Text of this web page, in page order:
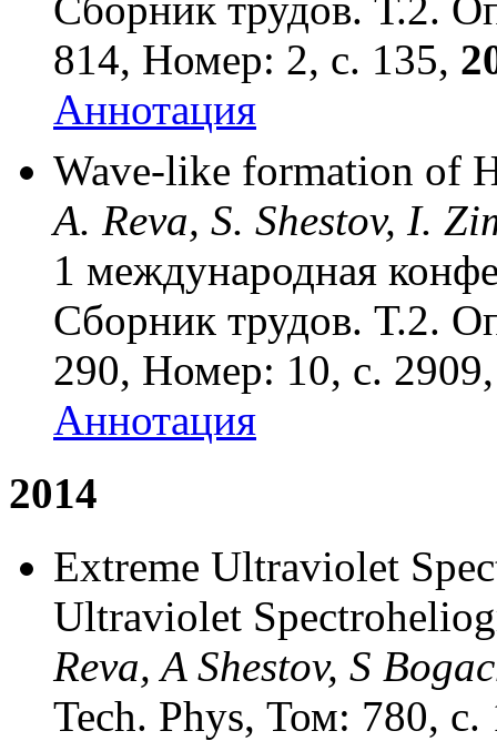
814, Номер: 2, с. 135,
Аннотация
Wave-like formation of
A. Reva, S. Shestov, I.
1 международная
Сборник трудов. Т.2.
290, Номер: 10, с.
Аннотация
2014
Extreme Ultraviolet
Ultraviolet
Reva, A Shestov, S
Tech. Phys, Том: 780,